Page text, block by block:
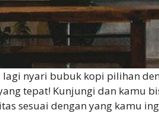
lagi nyari bubuk kopi pilihan
tepat! Kunjungi dan kamu
sesuai dengan yang kamu